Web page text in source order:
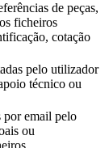
de peças,
ficheiros
cotação
pelo utilizador
técnico ou
por email pelo
ou